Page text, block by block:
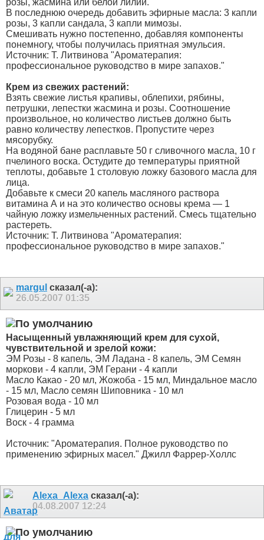
В последнюю очередь добавить эфирные масла: 3 капли
розы, 3 капли сандала, 3 капли мимозы.
Смешивать нужно постепенно, добавляя компоненты
понемногу, чтобы получилась приятная эмульсия.
Источник: Т. Литвинова "Ароматерапия:
профессиональное руководство в мире запахов."
Крем из свежих растений:
Взять свежие листья крапивы, облепихи, рябины,
петрушки, лепестки жасмина и розы. Соотношение
произвольное, но количество листьев должно быть
равно количеству лепестков. Пропустите через
мясорубку.
На водяной бане расплавьте 50 г сливочного масла, 10 г
пчелиного воска. Остудите до температуры приятной
теплоты, добавьте 1 столовую ложку базового масла для
лица.
Добавьте к смеси 20 капель масляного раствора
витамина А и на это количество основы крема — 1
чайную ложку измельченных растений. Смесь тщательно
растереть.
Источник: Т. Литвинова "Ароматерапия:
профессиональное руководство в мире запахов."
margul сказал(-а):
26.05.2007 01:35
Насыщенный увлажняющий крем для сухой,
чувствительной и зрелой кожи:
ЭМ Розы - 8 капель, ЭМ Ладана - 8 капель, ЭМ Семян
моркови - 4 капли, ЭМ Герани - 4 капли
Масло Какао - 20 мл, Жожоба - 15 мл, Миндальное масло
- 15 мл, Масло семян Шиповника - 10 мл
Розовая вода - 10 мл
Глицерин - 5 мл
Воск - 4 грамма
Источник: "Ароматерапия. Полное руководство по
применению эфирных масел." Джилл Фаррер-Холлс
Alexa_Alexa сказал(-а):
04.08.2007 12:24